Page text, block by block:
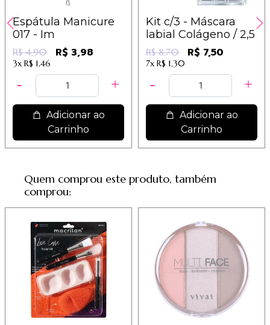
Espátula Manicure
017 - Im
R$ 4,90 R$ 3,98
3x R$ 1,46
Adicionar ao
Carrinho
Kit c/3 - Máscara
labial Colágeno / 2,5
R$ 8,70 R$ 7,50
7x R$ 1,30
Adicionar ao
Carrinho
Quem comprou este produto, também
comprou: